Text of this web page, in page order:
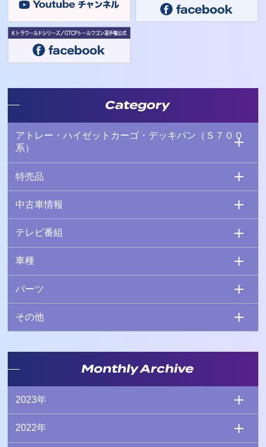
Category
アトレー・ハイゼットカーゴ・デッキバン（Ｓ７００
系）
特売品
中古車情報
テレビ番組
車種
パーツ
その他
Monthly Archive
2023年
2022年